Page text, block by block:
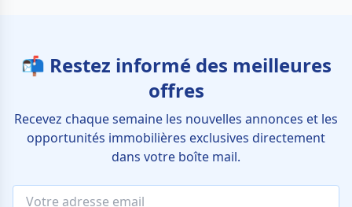
📬 Restez informé des meilleures
offres
Recevez chaque semaine les nouvelles annonces et les
opportunités immobilières exclusives directement
dans votre boîte mail.